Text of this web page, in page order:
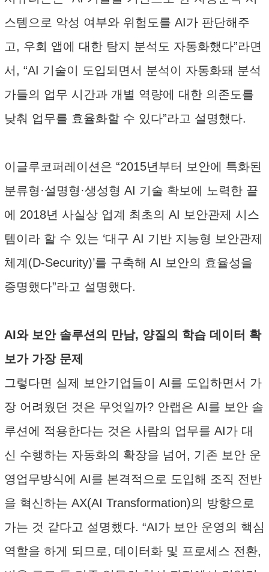
스템으로 악성 여부와 위험도를 AI가 판단해주
고, 우회 앱에 대한 탐지 분석도 자동화했다”라면
서, “AI 기술이 도입되면서 분석이 자동화돼 분석
가들의 업무 시간과 개별 역량에 대한 의존도를
낮춰 업무를 효율화할 수 있다”라고 설명했다.
이글루코퍼레이션은 “2015년부터 보안에 특화된
분류형·설명형·생성형 AI 기술 확보에 노력한 끝
에 2018년 사실상 업계 최초의 AI 보안관제 시스
템이라 할 수 있는 ‘대구 AI 기반 지능형 보안관제
체계(D-Security)’를 구축해 AI 보안의 효율성을
증명했다”라고 설명했다.
AI와 보안 솔루션의 만남, 양질의 학습 데이터 확
보가 가장 문제
그렇다면 실제 보안기업들이 AI를 도입하면서 가
장 어려웠던 것은 무엇일까? 안랩은 AI를 보안 솔
루션에 적용한다는 것은 사람의 업무를 AI가 대
신 수행하는 자동화의 확장을 넘어, 기존 보안 운
영업무방식에 AI를 본격적으로 도입해 조직 전반
을 혁신하는 AX(AI Transformation)의 방향으로
가는 것 같다고 설명했다. “AI가 보안 운영의 핵심
역할을 하게 되므로, 데이터화 및 프로세스 전환,